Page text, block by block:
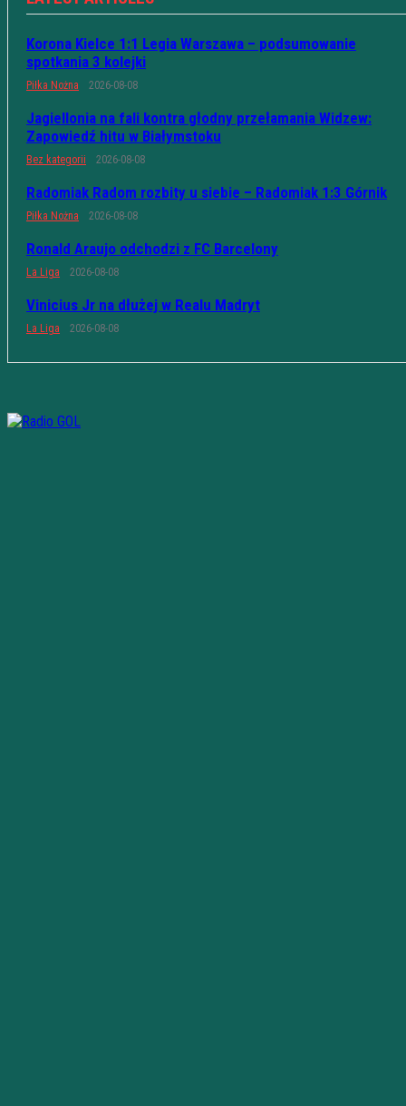
Korona Kielce 1:1 Legia Warszawa – podsumowanie
spotkania 3 kolejki
Piłka Nożna 2026-08-08
Jagiellonia na fali kontra głodny przełamania Widzew:
Zapowiedź hitu w Białymstoku
Bez kategorii 2026-08-08
Radomiak Radom rozbity u siebie – Radomiak 1:3 Górnik
Piłka Nożna 2026-08-08
Ronald Araujo odchodzi z FC Barcelony
La Liga 2026-08-08
Vinicius Jr na dłużej w Realu Madryt
La Liga 2026-08-08